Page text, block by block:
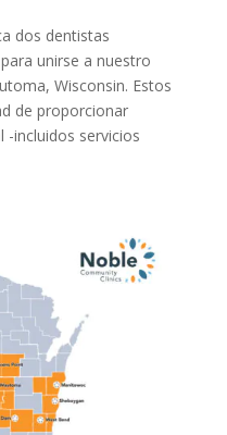
dos dentistas
unirse a nuestro
Wisconsin. Estos
de proporcionar
incluidos servicios